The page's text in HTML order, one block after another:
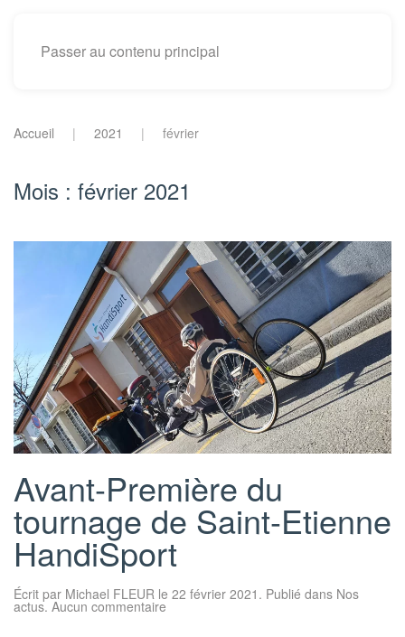
Passer au contenu principal
Accueil 2021 février
Mois : février 2021
Avant-Première du
tournage de Saint-Etienne
HandiSport
Écrit par Michael FLEUR le 22 février 2021 . Publié dans Nos
actus. Aucun commentaire